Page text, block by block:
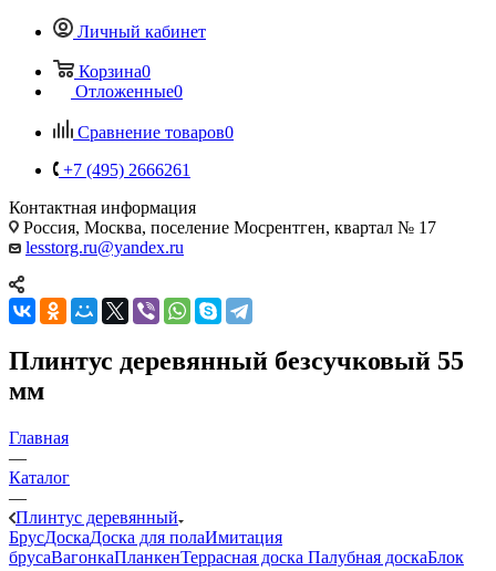
Личный кабинет
Корзина0
Отложенные0
Сравнение товаров0
+7 (495) 2666261
Контактная информация
Россия, Москва, поселение Мосрентген, квартал № 17
lesstorg.ru@yandex.ru
Плинтус деревянный безсучковый 55
мм
Главная
—
Каталог
—
Плинтус деревянный
БрусДоскаДоска для полаИмитация
брусаВагонкаПланкенТеррасная доска Палубная доскаБлок